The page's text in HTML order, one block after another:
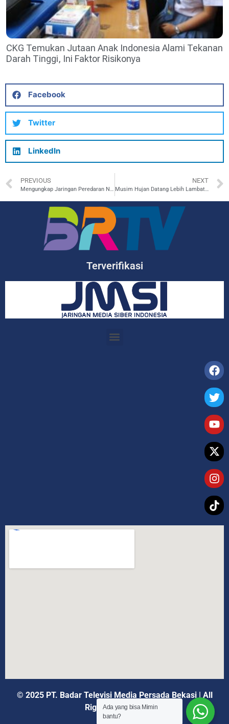
CKG Temukan Jutaan Anak Indonesia Alami Tekanan
Darah Tinggi, Ini Faktor Risikonya
Facebook
Twitter
LinkedIn
PREVIOUS NEXT
Musim Hujan Datang Lebih Lambat, BMKG: Waspada Bencana Hidrometeorologi
Terverifikasi
© 2025 PT. Badar Televisi Media Persada Bekasi|All
Rights Reserved
Ada yang bisa Mimin
bantu?